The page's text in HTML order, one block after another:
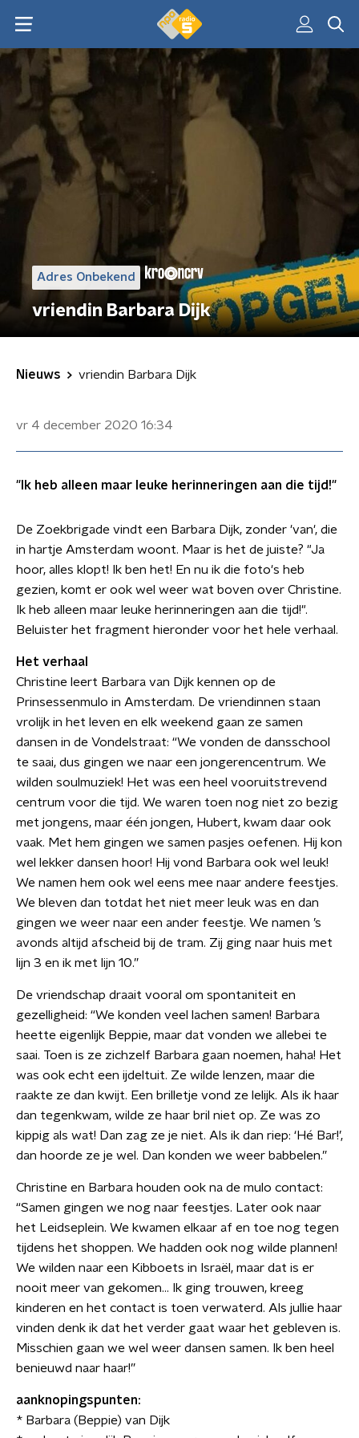
Adres Onbekend
vriendin Barbara Dijk
Nieuws vriendin Barbara Dijk
vr 4 december 2020 16:34
"Ik heb alleen maar leuke herinneringen aan die tijd!"
De Zoekbrigade vindt een Barbara Dijk, zonder 'van', die
in hartje Amsterdam woont. Maar is het de juiste? "Ja
hoor, alles klopt! Ik ben het! En nu ik die foto's heb
gezien, komt er ook wel weer wat boven over Christine.
Ik heb alleen maar leuke herinneringen aan die tijd!".
Beluister het fragment hieronder voor het hele verhaal.
Het verhaal
Christine leert Barbara van Dijk kennen op de
Prinsessenmulo in Amsterdam. De vriendinnen staan
vrolijk in het leven en elk weekend gaan ze samen
dansen in de Vondelstraat: “We vonden de dansschool
te saai, dus gingen we naar een jongerencentrum. We
wilden soulmuziek! Het was een heel vooruitstrevend
centrum voor die tijd. We waren toen nog niet zo bezig
met jongens, maar één jongen, Hubert, kwam daar ook
vaak. Met hem gingen we samen pasjes oefenen. Hij kon
wel lekker dansen hoor! Hij vond Barbara ook wel leuk!
We namen hem ook wel eens mee naar andere feestjes.
We bleven dan totdat het niet meer leuk was en dan
gingen we weer naar een ander feestje. We namen ’s
avonds altijd afscheid bij de tram. Zij ging naar huis met
lijn 3 en ik met lijn 10.”
De vriendschap draait vooral om spontaniteit en
gezelligheid: “We konden veel lachen samen! Barbara
heette eigenlijk Beppie, maar dat vonden we allebei te
saai. Toen is ze zichzelf Barbara gaan noemen, haha! Het
was ook echt een ijdeltuit. Ze wilde lenzen, maar die
raakte ze dan kwijt. Een brilletje vond ze lelijk. Als ik haar
dan tegenkwam, wilde ze haar bril niet op. Ze was zo
kippig als wat! Dan zag ze je niet. Als ik dan riep: ‘Hé Bar!’,
dan hoorde ze je wel. Dan konden we weer babbelen.”
Christine en Barbara houden ook na de mulo contact:
“Samen gingen we nog naar feestjes. Later ook naar
het Leidseplein. We kwamen elkaar af en toe nog tegen
tijdens het shoppen. We hadden ook nog wilde plannen!
We wilden naar een Kibboets in Israël, maar dat is er
nooit meer van gekomen… Ik ging trouwen, kreeg
kinderen en het contact is toen verwaterd. Als jullie haar
vinden denk ik dat het verder gaat waar het gebleven is.
Misschien gaan we wel weer dansen samen. Ik ben heel
benieuwd naar haar!”
aanknopingspunten:
* Barbara (Beppie) van Dijk